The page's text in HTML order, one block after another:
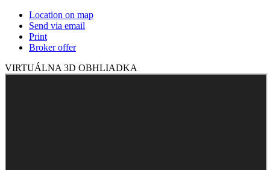
Location on map
Send via email
Print
Broker offer
VIRTUÁLNA 3D OBHLIADKA